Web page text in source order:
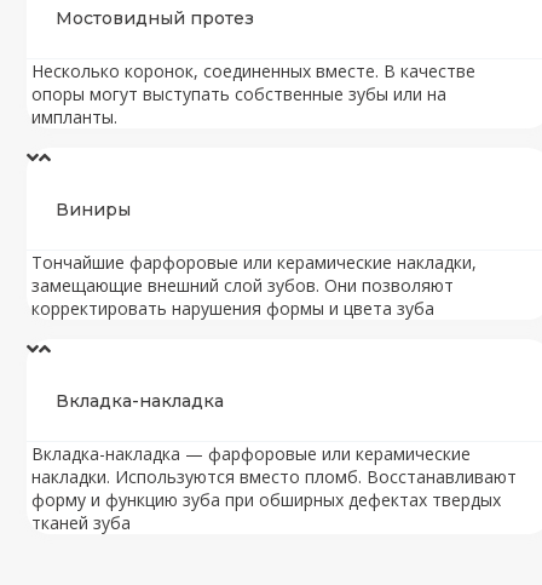
Мостовидный протез
Несколько коронок, соединенных вместе. В качестве
опоры могут выступать собственные зубы или на
импланты.
Виниры
Тончайшие фарфоровые или керамические накладки,
замещающие внешний слой зубов. Они позволяют
корректировать нарушения формы и цвета зуба
Вкладка-накладка
Вкладка-накладка — фарфоровые или керамические
накладки. Используются вместо пломб. Восстанавливают
форму и функцию зуба при обширных дефектах твердых
тканей зуба